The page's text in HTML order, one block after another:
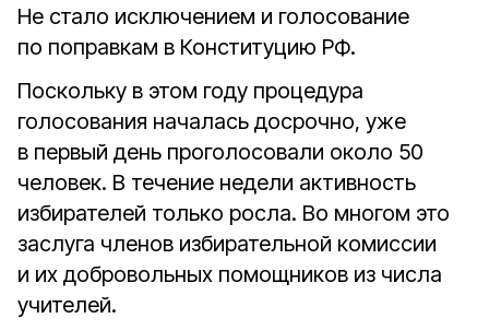
Не стало исключением и голосование
по поправкам в Конституцию РФ.
Поскольку в этом году процедура
голосования началась досрочно, уже
в первый день проголосовали около 50
человек. В течение недели активность
избирателей только росла. Во многом это
заслуга членов избирательной комиссии
и их добровольных помощников из числа
учителей.